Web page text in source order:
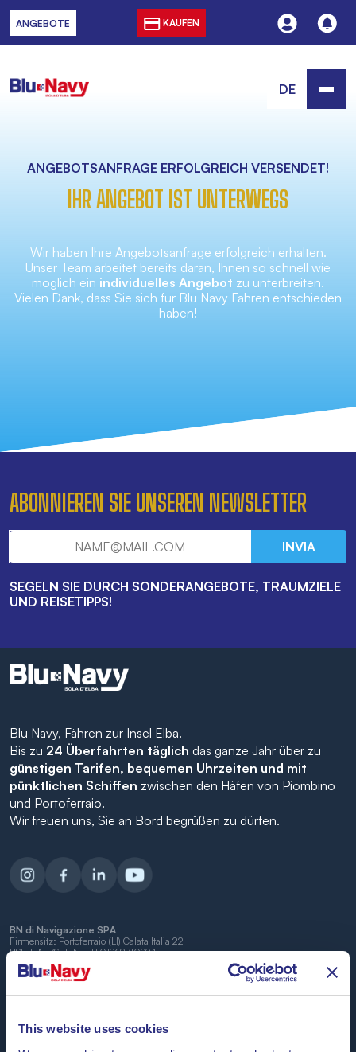
This website uses cookies
ANGEBOTE KAUFEN
DE
ANGEBOTSANFRAGE ERFOLGREICH VERSENDET!
IHR ANGEBOT IST UNTERWEGS
Wir haben Ihre Angebotsanfrage erfolgreich erhalten.
Unser Team arbeitet bereits daran, Ihnen so schnell wie
möglich ein individuelles Angebot zu unterbreiten.
Vielen Dank, dass Sie sich für Blu Navy Fähren entschieden
haben!
ABONNIEREN SIE UNSEREN NEWSLETTER
INVIA
SEGELN SIE DURCH SONDERANGEBOTE, TRAUMZIELE
UND REISETIPPS!
Blu Navy, Fähren zur Insel Elba.
Bis zu 24 Überfahrten täglich das ganze Jahr über zu
günstigen Tarifen, bequemen Uhrzeiten und mit
pünktlichen Schiffen zwischen den Häfen von Piombino
und Portoferraio.
Wir freuen uns, Sie an Bord begrüßen zu dürfen.
BN di Navigazione SPA
Firmensitz: Portoferraio (LI) Calata Italia 22
USt.-IdNr./St-IdNr.: IT01968710994
R.E.A.: LI-147146
Firmenkapital: 1000000,00 €
Schreib uns auf
Whatsapp